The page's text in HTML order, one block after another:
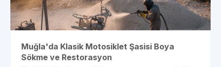
Muğla'da Klasik Motosiklet Şasisi Boya
Sökme ve Restorasyon